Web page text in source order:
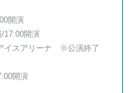
開演
/17:00開演
イスアリーナ ※公演終了
開演